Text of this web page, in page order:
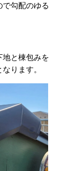
で勾配のゆる
地と棟包みを
ります。